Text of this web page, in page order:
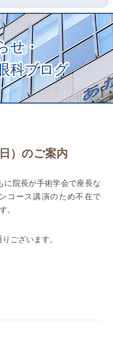
せ・
科ブログ
）のご案内
に院長が手術学会で座長な
コース講演のため不在で
。
ございます。